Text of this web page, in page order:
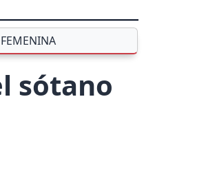
sótano